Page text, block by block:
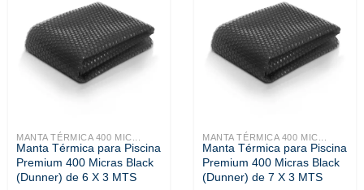
MANTA TÉRMICA 400 MIC...
Manta Térmica para Piscina
Premium 400 Micras Black
(Dunner) de 6 X 3 MTS
MANTA TÉRMICA 400 MIC...
Manta Térmica para Piscina
Premium 400 Micras Black
(Dunner) de 7 X 3 MTS